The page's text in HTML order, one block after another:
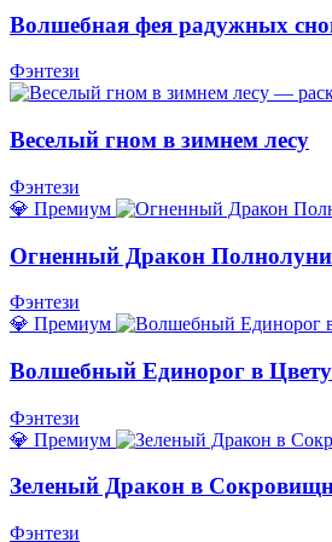
Волшебная фея радужных
Фэнтези
Веселый гном в зимнем лесу
Фэнтези
💎 Премиум
Огненный Дракон
Фэнтези
💎 Премиум
Волшебный Единорог в
Фэнтези
💎 Премиум
Зеленый Дракон в
Фэнтези